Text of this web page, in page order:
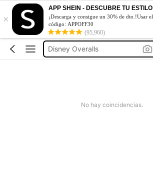
×
APP SHEIN - DESCUBRE TU ESTILO
¡Descarga y consigue un 30% de dto.!Usar el
código: APPOFF30
(95,960)
Conjunto De Dos Piezas Mujer
Musera Mono
Disney Overalls
No hay coincidencias.